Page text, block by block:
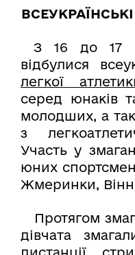
З 16 до 17
відбулися
легкої
серед юнаків
молодших, а
з
Участь у
юних
Жмеринки,
Протягом
дівчата